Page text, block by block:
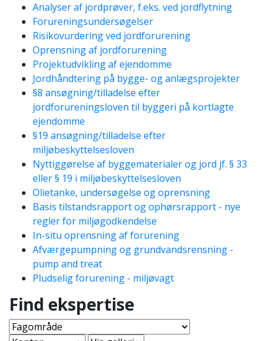
Analyser af jordprøver, f.eks. ved jordflytning
Forureningsundersøgelser
Risikovurdering ved jordforurening
Oprensning af jordforurening
Projektudvikling af ejendomme
Jordhåndtering på bygge- og anlægsprojekter
§8 ansøgning/tilladelse efter
jordforureningsloven til byggeri på kortlagte
ejendomme
§19 ansøgning/tilladelse efter
miljøbeskyttelsesloven
Nyttiggørelse af byggematerialer og jord jf. § 33
eller § 19 i miljøbeskyttelsesloven
Olietanke, undersøgelse og oprensning
Basis tilstandsrapport og ophørsrapport - nye
regler for miljøgodkendelse
In-situ oprensning af forurening
Afværgepumpning og grundvandsrensning -
pump and treat
Pludselig forurening - miljøvagt
Find ekspertise